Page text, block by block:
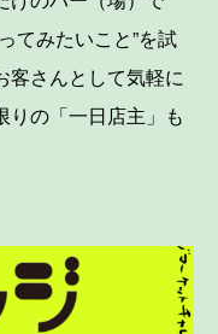
てみたいこと”を試
客さんとして気軽に
りの「一日店主」も